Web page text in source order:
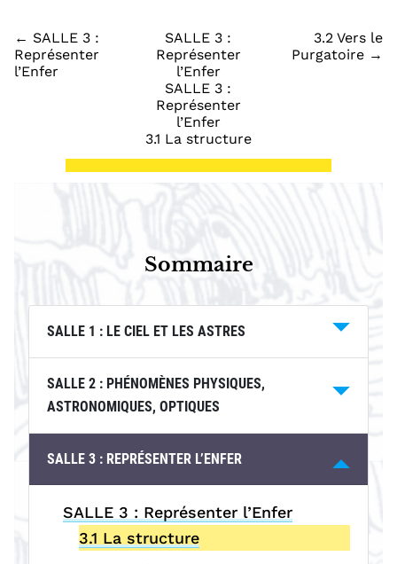
← SALLE 3 :
Représenter
l’Enfer
3.2 Vers le
Purgatoire →
SALLE 3 :
Représenter
l’Enfer
SALLE 3 :
Représenter
l’Enfer
3.1 La structure
Sommaire
SALLE 1 : LE CIEL ET LES ASTRES
SALLE 2 : PHÉNOMÈNES PHYSIQUES,
ASTRONOMIQUES, OPTIQUES
SALLE 3 : REPRÉSENTER L’ENFER
SALLE 3 : Représenter l’Enfer
3.1 La structure